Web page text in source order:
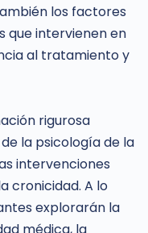
los factores
que intervienen en
al tratamiento y
rigurosa
la psicología de la
intervenciones
cronicidad. A lo
explorarán la